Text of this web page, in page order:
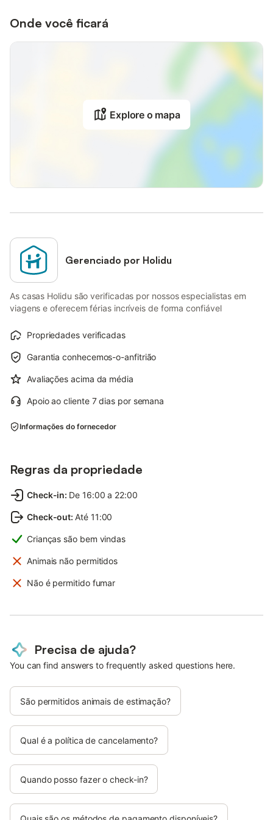
Onde você ficará
Explore o mapa
Gerenciado por Holidu
As casas Holidu são verificadas por nossos especialistas em
viagens e oferecem férias incríveis de forma confiável
Propriedades verificadas
Garantia conhecemos-o-anfitrião
Avaliações acima da média
Apoio ao cliente 7 dias por semana
Informações do fornecedor
Regras da propriedade
Check-in: De 16:00 a 22:00
Check-out: Até 11:00
Crianças são bem vindas
Animais não permitidos
Não é permitido fumar
Precisa de ajuda?
You can find answers to frequently asked questions here.
São permitidos animais de estimação?
Qual é a política de cancelamento?
Quando posso fazer o check-in?